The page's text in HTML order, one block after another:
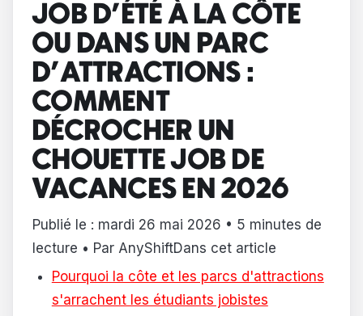
JOB D'ÉTÉ À LA CÔTE
OU DANS UN PARC
D'ATTRACTIONS :
COMMENT
DÉCROCHER UN
CHOUETTE JOB DE
VACANCES EN 2026
Publié le : mardi 26 mai 2026 • 5 minutes de
lecture • Par AnyShiftDans cet article
Pourquoi la côte et les parcs d'attractions
s'arrachent les étudiants jobistes